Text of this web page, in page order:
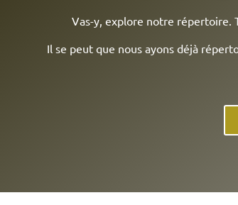
Vas-y, explore notre répertoire.
Il se peut que nous ayons déjà